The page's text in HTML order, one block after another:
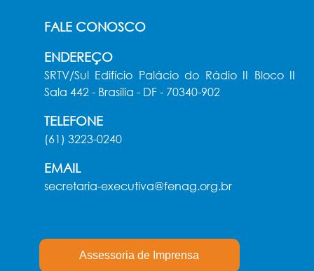
FALE CONOSCO
ENDEREÇO
SRTV/Sul Edifício Palácio do Rádio II Bloco II
Sala 442 - Brasília - DF - 70340-902
TELEFONE
(61) 3223-0240
EMAIL
secretaria-executiva@fenag.org.br
Assessoria de Imprensa